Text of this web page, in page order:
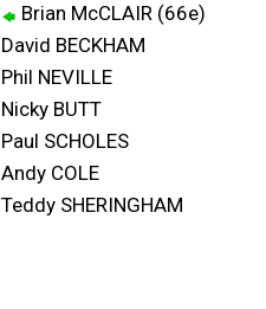
Brian McCLAIR (66e)
David BECKHAM
Phil NEVILLE
Nicky BUTT
Paul SCHOLES
Andy COLE
Teddy SHERINGHAM